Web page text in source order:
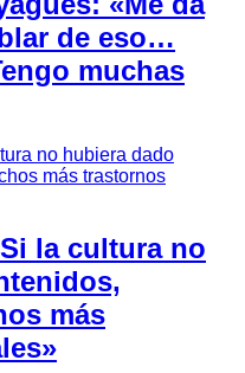
de eso…
muchas
la cultura no
más